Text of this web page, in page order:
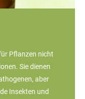
Pflanzen nicht
Sie dienen
aber
Insekten und